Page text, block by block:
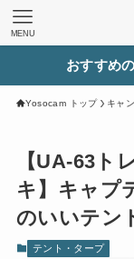
MENU
おすすめ
Yosocam トップ キャ
【UA-63ト
キ】キャプ
のいいテン
テント・タープ